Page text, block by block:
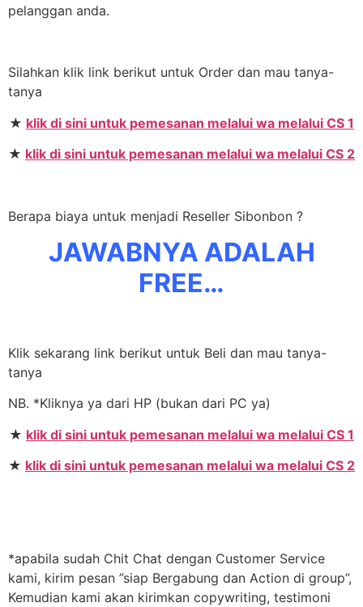
pelanggan anda.
Silahkan klik link berikut untuk Order dan mau tanya-
tanya
★ klik di sini untuk pemesanan melalui wa melalui CS 1
★ klik di sini untuk pemesanan melalui wa melalui CS 2
Berapa biaya untuk menjadi Reseller Sibonbon ?
JAWABNYA ADALAH
FREE…
Klik sekarang link berikut untuk Beli dan mau tanya-
tanya
NB. *Kliknya ya dari HP (bukan dari PC ya)
★ klik di sini untuk pemesanan melalui wa melalui CS 1
★ klik di sini untuk pemesanan melalui wa melalui CS 2
*apabila sudah Chit Chat dengan Customer Service
kami, kirim pesan ”siap Bergabung dan Action di group”,
Kemudian kami akan kirimkan copywriting, testimoni